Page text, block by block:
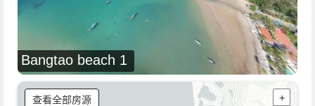
Bangtao beach 1
查看全部房源
+